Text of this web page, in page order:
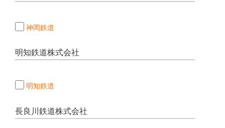
神岡鉄道
明知鉄道株式会社
明知鉄道
長良川鉄道株式会社